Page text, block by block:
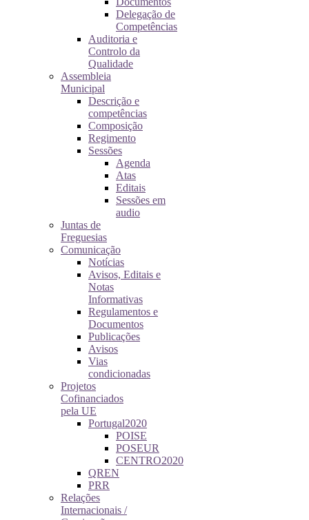
Delegação de
Competências
Auditoria e
Controlo da
Qualidade
Assembleia
Municipal
Descrição e
competências
Composição
Regimento
Sessões
Agenda
Atas
Editais
Sessões em
audio
Juntas de
Freguesias
Comunicação
Notícias
Avisos, Editais e
Notas
Informativas
Regulamentos e
Documentos
Publicações
Avisos
Vias
condicionadas
Projetos
Cofinanciados
pela UE
Portugal2020
POISE
POSEUR
CENTRO2020
QREN
PRR
Relações
Internacionais /